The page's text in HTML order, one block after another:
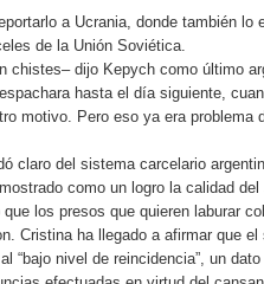
a Ucrania, donde también lo
de la Unión Soviética.
chistes– dijo Kepych como último
hasta el día siguiente,
motivo. Pero eso ya era problema
claro del sistema carcelario
como un logro la calidad
los presos que quieren laburar
Cristina ha llegado a afirmar que
“bajo nivel de reincidencia”, un